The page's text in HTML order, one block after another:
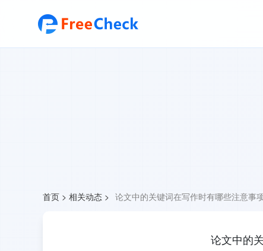
首页 > 相关动态 > 论文中的关键词在写作时有哪些注意事
论文中的